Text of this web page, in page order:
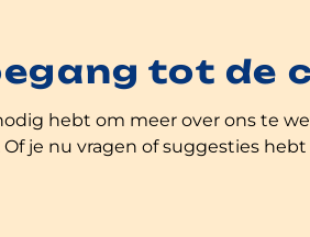
tot de
hebt om meer over ons te
je nu vragen of suggesties